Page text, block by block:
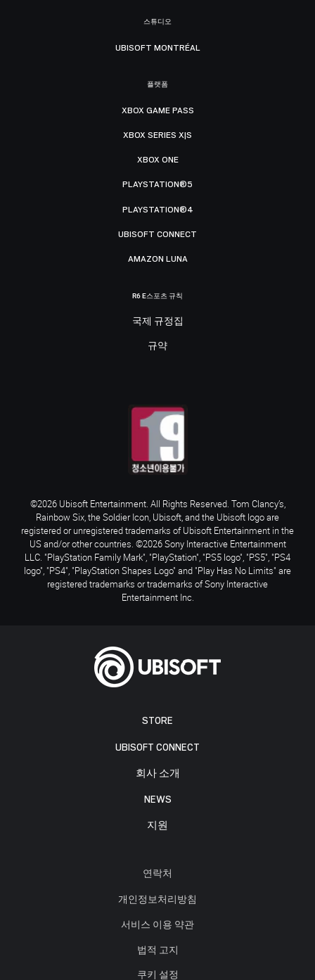
STORE
UBISOFT CONNECT
회사 소개
NEWS
지원
연락처
개인정보처리방침
서비스 이용 약관
법적 고지
쿠키 설정
스튜디오
UBISOFT MONTRÉAL
플랫폼
XBOX GAME PASS
XBOX SERIES X|S
XBOX ONE
PLAYSTATION®5
PLAYSTATION®4
UBISOFT CONNECT
AMAZON LUNA
R6 E스포츠 규칙
국제 규정집
규약
©2026 Ubisoft Entertainment. All Rights Reserved. Tom Clancy’s,
Rainbow Six, the Soldier Icon, Ubisoft, and the Ubisoft logo are
registered or unregistered trademarks of Ubisoft Entertainment in the
US and/or other countries. ©2026 Sony Interactive Entertainment
LLC. "PlayStation Family Mark", "PlayStation", "PS5 logo", "PS5", "PS4
logo", "PS4", "PlayStation Shapes Logo" and "Play Has No Limits" are
registered trademarks or trademarks of Sony Interactive
Entertainment Inc.